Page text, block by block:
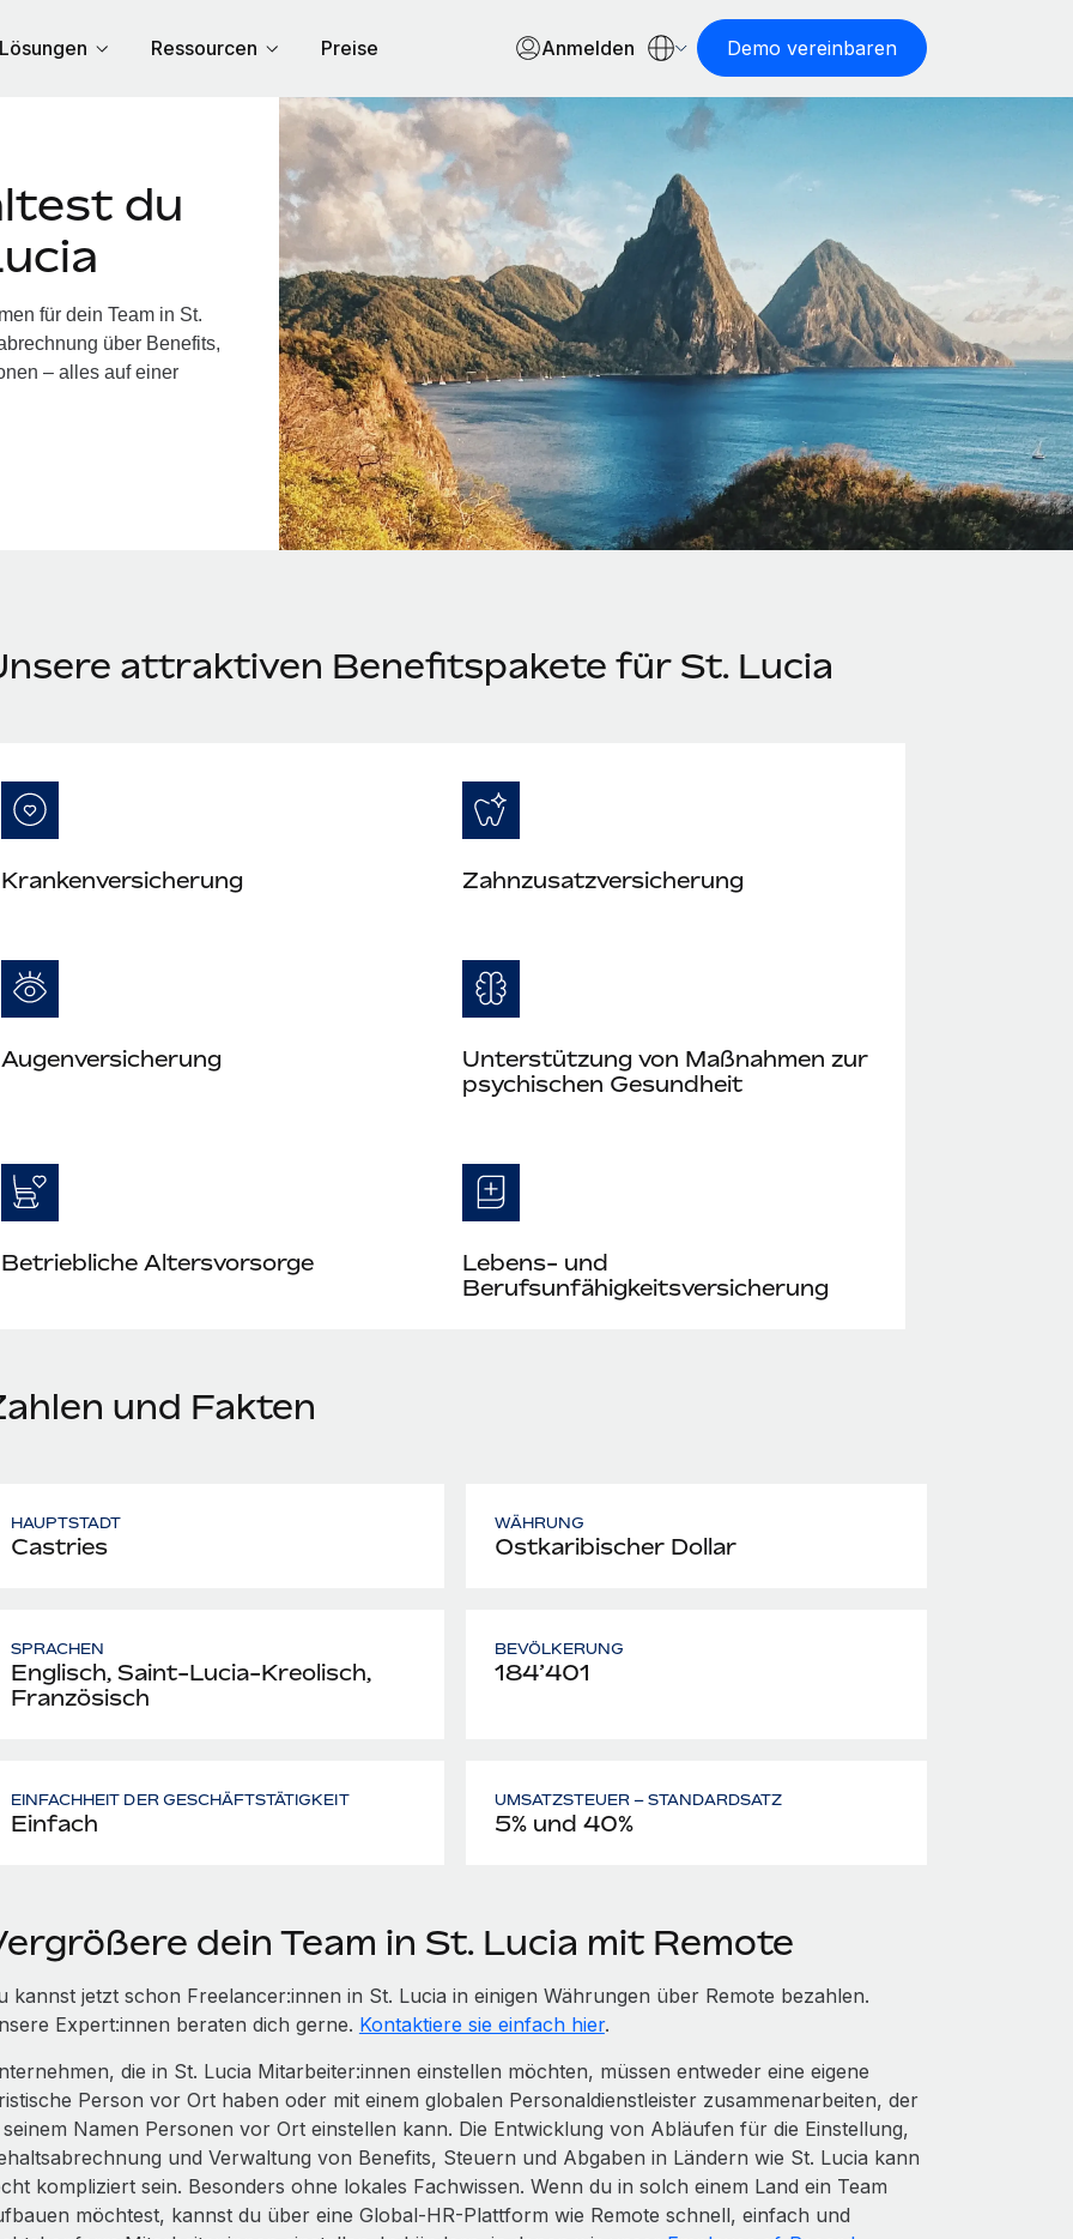
Lösungen Ressourcen Preise Anmelden Demo vereinbaren
du
für dein Team in St.
über Benefits,
– alles auf einer
attraktiven Benefitspakete für St. Lucia
Krankenversicherung Zahnzusatzversicherung
Augenversicherung
Unterstützung von Maßnahmen zur
psychischen Gesundheit
Betriebliche Altersvorsorge
Lebens- und
Berufsunfähigkeitsversicherung
und Fakten
HAUPTSTADT
Castries
WÄHRUNG
Ostkaribischer Dollar
SPRACHEN
Englisch, Saint-Lucia-Kreolisch,
Französisch
BEVÖLKERUNG
184’401
EINFACHHEIT DER GESCHÄFTSTÄTIGKEIT
Einfach
UMSATZSTEUER – STANDARDSATZ
5% und 40%
dein Team in St. Lucia mit Remote
kannst jetzt schon Freelancer:innen in St. Lucia in einigen Währungen über Remote bezahlen.
Expert:innen beraten dich gerne. Kontaktiere sie einfach hier.
die in St. Lucia Mitarbeiter:innen einstellen möchten, müssen entweder eine eigene
Person vor Ort haben oder mit einem globalen Personaldienstleister zusammenarbeiten, der
Namen Personen vor Ort einstellen kann. Die Entwicklung von Abläufen für die Einstellung,
und Verwaltung von Benefits, Steuern und Abgaben in Ländern wie St. Lucia kann
kompliziert sein. Besonders ohne lokales Fachwissen. Wenn du in solch einem Land ein Team
möchtest, kannst du über eine Global-HR-Plattform wie Remote schnell, einfach und